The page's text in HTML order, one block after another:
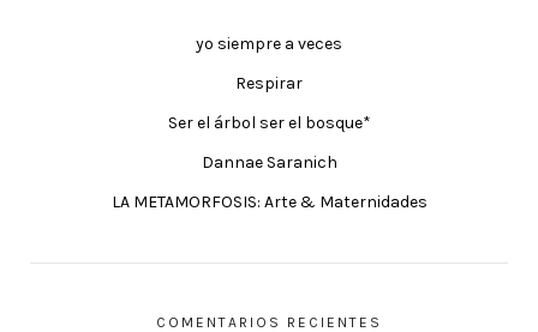
yo siempre a veces
Respirar
Ser el árbol ser el bosque*
Dannae Saranich
LA METAMORFOSIS: Arte & Maternidades
COMENTARIOS RECIENTES